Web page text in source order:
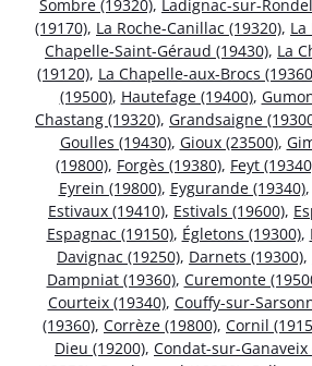
Sombre (19320), Ladignac-sur-
(19170), La Roche-Canillac (19320),
Chapelle-Saint-Géraud (19430), La
(19120), La Chapelle-aux-Brocs
(19500), Hautefage (19400),
Chastang (19320), Grandsaigne
Goulles (19430), Gioux (23500),
(19800), Forgès (19380), Feyt
Eyrein (19800), Eygurande (19340),
Estivaux (19410), Estivals (19600),
Espagnac (19150), Égletons (19300),
Davignac (19250), Darnets (19300),
Dampniat (19360), Curemonte
Courteix (19340), Couffy-sur-
(19360), Corrèze (19800), Cornil
Dieu (19200), Condat-sur-Ganaveix